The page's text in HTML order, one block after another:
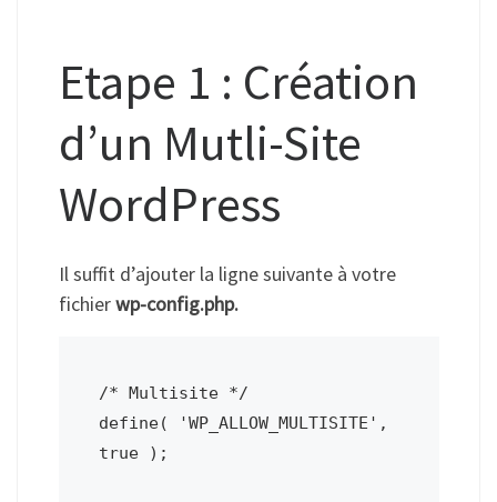
Etape 1 : Création
d’un Mutli-Site
WordPress
Il suffit d’ajouter la ligne suivante à votre
fichierwp-config.php.
/* Multisite */
define( 'WP_ALLOW_MULTISITE',